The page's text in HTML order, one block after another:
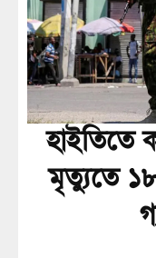
হাইতিতে
মৃত্যুতে